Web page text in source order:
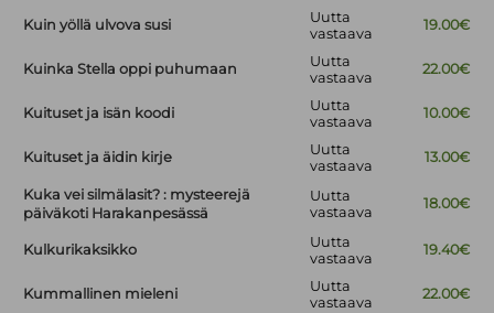
Kuin yöllä ulvova susi
Uutta
vastaava
19.00€
Kuinka Stella oppi puhumaan
Uutta
vastaava
22.00€
Kuituset ja isän koodi
Uutta
vastaava
10.00€
Kuituset ja äidin kirje
Uutta
vastaava
13.00€
Kuka vei silmälasit? : mysteerejä
päiväkoti Harakanpesässä
Uutta
vastaava
18.00€
Kulkurikaksikko
Uutta
vastaava
19.40€
Kummallinen mieleni
Uutta
vastaava
22.00€